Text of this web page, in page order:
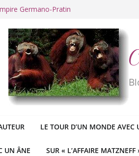
Germano-Pratin
George : « Le meilleur des mondes » ou «
», bouc émissaire des féministes
LE TOUR D’UN MONDE AVEC
UN ÂNE SUR « L’AFFAIRE MATZNEFF